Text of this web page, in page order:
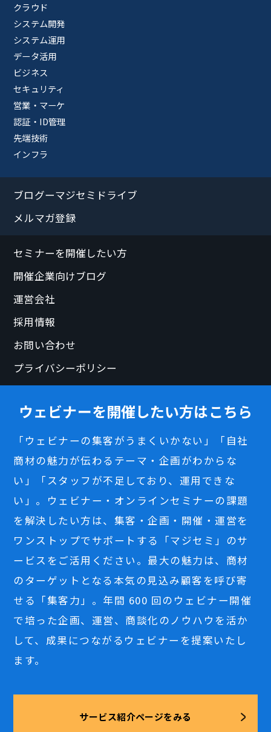
クラウド
システム開発
システム運用
データ活用
ビジネス
セキュリティ
営業・マーケ
認証・ID管理
先端技術
インフラ
ブログーマジセミドライブ
メルマガ登録
セミナーを開催したい方
開催企業向けブログ
運営会社
採用情報
お問い合わせ
プライバシーポリシー
ウェビナーを開催したい方はこちら
「ウェビナーの集客がうまくいかない」「自社
商材の魅力が伝わるテーマ・企画がわからな
い」「スタッフが不足しており、運用できな
い」。ウェビナー・オンラインセミナーの課題
を解決したい方は、集客・企画・開催・運営を
ワンストップでサポートする「マジセミ」のサ
ービスをご活用ください。最大の魅力は、商材
のターゲットとなる本気の見込み顧客を呼び寄
せる「集客力」。年間 600 回のウェビナー開催
で培った企画、運営、商談化のノウハウを活か
して、成果につながるウェビナーを提案いたし
ます。
サービス紹介ページをみる